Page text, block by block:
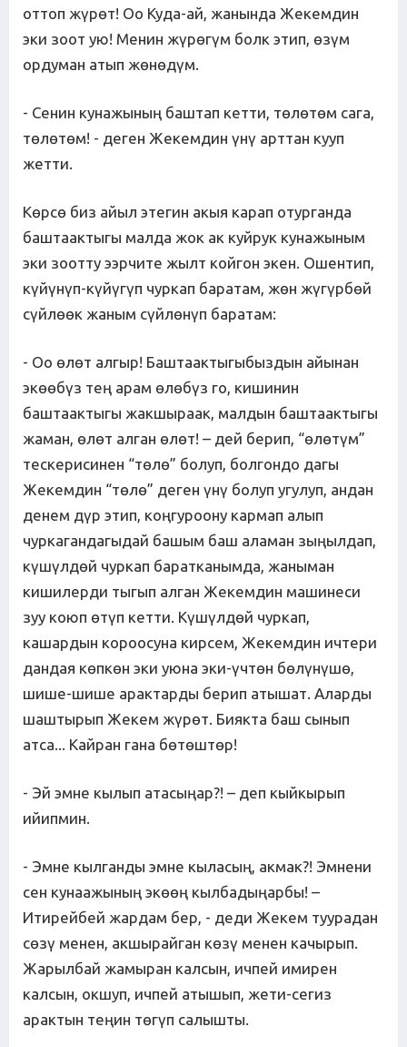
оттоп жүрөт! Оо Куда-ай, жанында Жекемдин
эки зоот ую! Менин жүрөгүм болк этип, өзүм
ордуман атып жөнөдүм.
- Сенин кунажының баштап кетти, төлөтөм сага,
төлөтөм! - деген Жекемдин үнү арттан кууп
жетти.
Көрсө биз айыл этегин акыя карап отурганда
баштаактыгы малда жок ак куйрук кунажыным
эки зоотту ээрчите жылт койгон экен. Ошентип,
күйүнүп-күйүгүп чуркап баратам, жөн жүгүрбөй
сүйлөөк жаным сүйлөнүп баратам:
- Оо өлөт алгыр! Баштаактыгыбыздын айынан
экөөбүз тең арам өлөбүз го, кишинин
баштаактыгы жакшыраак, малдын баштаактыгы
жаман, өлөт алган өлөт! – дей берип, “өлөтүм”
тескерисинен “төлө” болуп, болгондо дагы
Жекемдин “төлө” деген үнү болуп угулуп, андан
денем дүр этип, коңгуроону кармап алып
чуркагандагыдай башым баш аламан зыңылдап,
күшүлдөй чуркап баратканымда, жаныман
кишилерди тыгып алган Жекемдин машинеси
зуу коюп өтүп кетти. Күшүлдөй чуркап,
кашардын короосуна кирсем, Жекемдин ичтери
дандая көпкөн эки уюна эки-үчтөн бөлүнүшө,
шише-шише арактарды берип атышат. Аларды
шаштырып Жекем жүрөт. Биякта баш сынып
атса... Кайран гана бөтөштөр!
- Эй эмне кылып атасыңар?! – деп кыйкырып
ийипмин.
- Эмне кылганды эмне кыласың, акмак?! Эмнени
сен кунаажының экөөң кылбадыңарбы! –
Итирейбей жардам бер, - деди Жекем туурадан
сөзү менен, акшырайган көзү менен качырып.
Жарылбай жамыран калсын, ичпей имирен
калсын, окшуп, ичпей атышып, жети-сегиз
арактын теңин төгүп салышты.